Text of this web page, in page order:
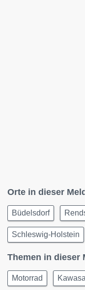
Orte in dieser
Büdelsdorf
Schleswig-Holstein
Themen in dieser
Motorrad